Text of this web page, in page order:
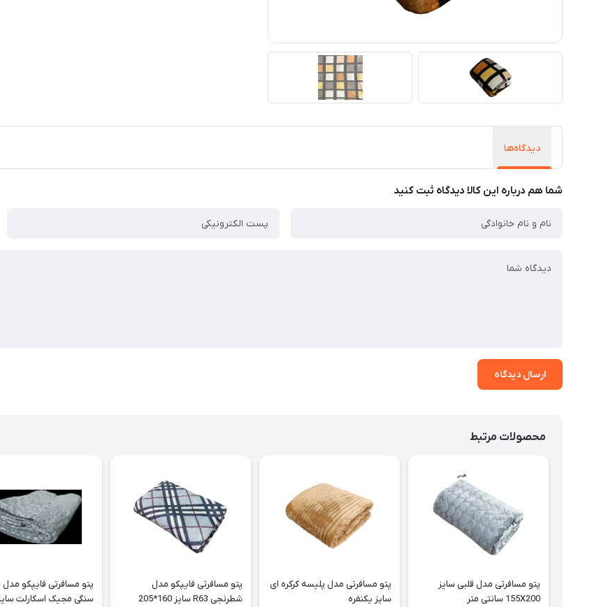
دیدگاه‌ها
شما هم درباره این کالا دیدگاه ثبت کنید
ارسال دیدگاه
محصولات مرتبط
پتو مسافرتی مدل قلبی سایز
155X200 سانتی متر
پتو مسافرتی مدل پلیسه کرکره ای
سایز یکنفره
پتو مسافرتی فایپکو مدل
شطرنجی R63 سایز 160*205
پتو مسافرتی فایپکو
سنگی مجیک اسکارلت